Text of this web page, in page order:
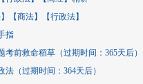
【商法】【行政法】
指
2024年司法考试徐金桂行政法主观‮考题‬前救命稻草（过期时间：365天后）
——行政法（过期时间：364天后）